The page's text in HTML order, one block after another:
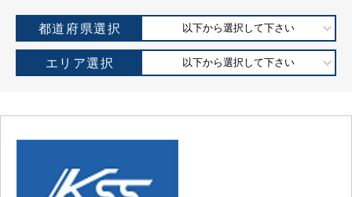
都道府県選択 以下から選択して下さい
エリア選択 以下から選択して下さい